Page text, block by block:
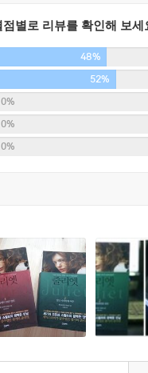
원형은 낭만과 사랑이
살한 자에게 복수를 다
해치려는 자에게는 거
전에 쓰여졌던 「로미오
의 줄리엣
고는 혼란에 빠진다.
춰진 줄리에타의 무덤
시간 사이에서 공존하는
인물 등장, 팔리오 전통 말
점별로 리뷰를 확인해 보세
48%
52%
0%
0%
0%